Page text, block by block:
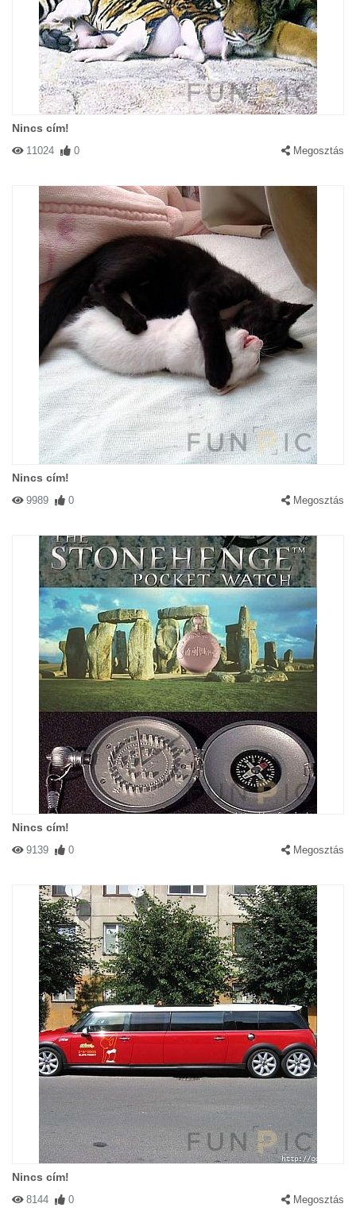
Nincs cím!
11024 0 Megosztás
Nincs cím!
9989 0 Megosztás
Nincs cím!
9139 0 Megosztás
Nincs cím!
8144 0 Megosztás